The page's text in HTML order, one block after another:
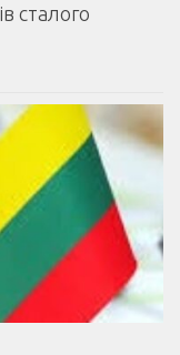
сталого